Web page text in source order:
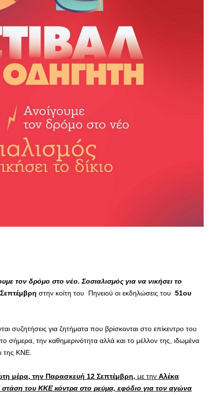
τον δρόμο στο νέο. Σοσιαλισμός για να νικήσει το
Σεπτέμβρη στην κοίτη του Πηνειού οι εκδηλώσεις του 51ου
για ζητήματα που βρίσκονται στο επίκεντρο του
σήμερα, την καθημερινότητα αλλά και το μέλλον της, ιδωμένα
της ΚΝΕ.
μέρα, την Παρασκευή 12 Σεπτέμβρη, με την Αλέκα
του ΚΚΕ κόντρα στο ρεύμα, εφόδιο για τον αγώνα